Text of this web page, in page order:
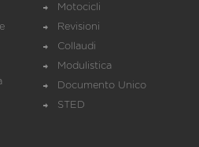
Motocicli
Revisioni
Collaudi
Modulistica
Documento Unico
STED